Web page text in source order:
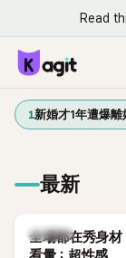
Read
1新婚才1年遭爆離
最新
K-POP
全場都在秀身材